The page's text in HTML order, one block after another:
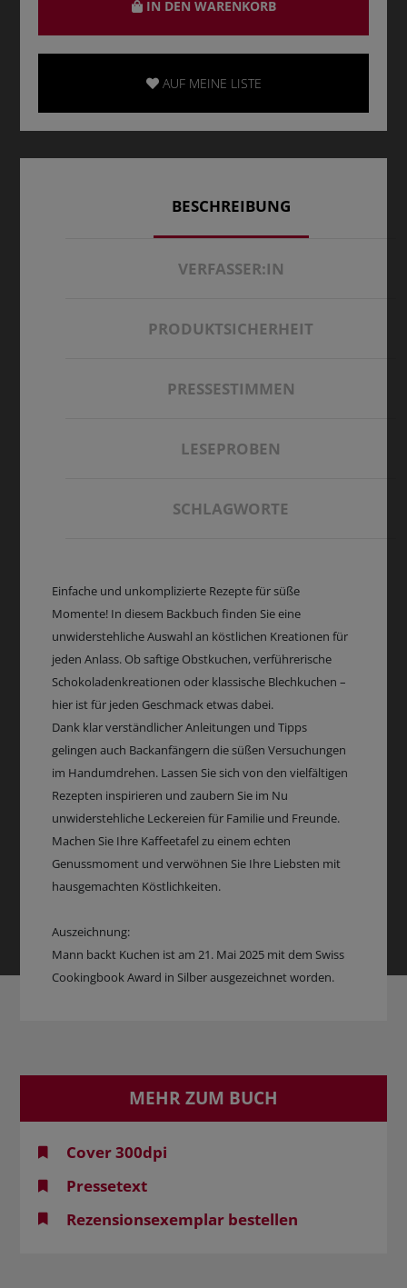
IN DEN WARENKORB
AUF MEINE LISTE
BESCHREIBUNG
VERFASSER:IN
PRODUKTSICHERHEIT
PRESSESTIMMEN
LESEPROBEN
SCHLAGWORTE
Einfache und unkomplizierte Rezepte für süße
Momente! In diesem Backbuch finden Sie eine
unwiderstehliche Auswahl an köstlichen Kreationen für
jeden Anlass. Ob saftige Obstkuchen, verführerische
Schokoladenkreationen oder klassische Blechkuchen –
hier ist für jeden Geschmack etwas dabei.
Dank klar verständlicher Anleitungen und Tipps
gelingen auch Backanfängern die süßen Versuchungen
im Handumdrehen. Lassen Sie sich von den vielfältigen
Rezepten inspirieren und zaubern Sie im Nu
unwiderstehliche Leckereien für Familie und Freunde.
Machen Sie Ihre Kaffeetafel zu einem echten
Genussmoment und verwöhnen Sie Ihre Liebsten mit
hausgemachten Köstlichkeiten.
Auszeichnung:
Mann backt Kuchen ist am 21. Mai 2025 mit dem Swiss
Cookingbook Award in Silber ausgezeichnet worden.
MEHR ZUM BUCH
Cover 300dpi
Pressetext
Rezensionsexemplar bestellen